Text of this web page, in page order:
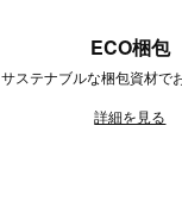
ECO梱包
サステナブルな梱包資材で
詳細を見る